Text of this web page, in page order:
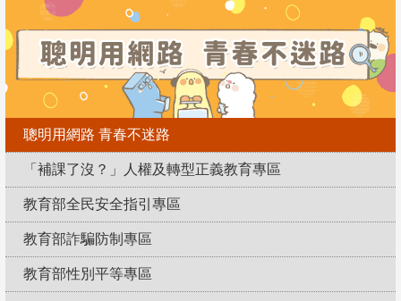
聰明用網路 青春不迷路
「補課了沒？」人權及轉型正義教育專區
教育部全民安全指引專區
教育部詐騙防制專區
教育部性別平等專區